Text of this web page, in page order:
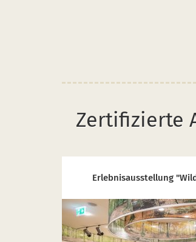
Zertifizierte
Erlebnisausstellung